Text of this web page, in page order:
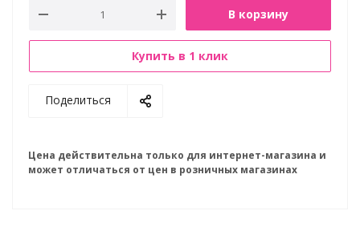
В корзину
Купить в 1 клик
Поделиться
Цена действительна только для интернет-магазина и
может отличаться от цен в розничных магазинах